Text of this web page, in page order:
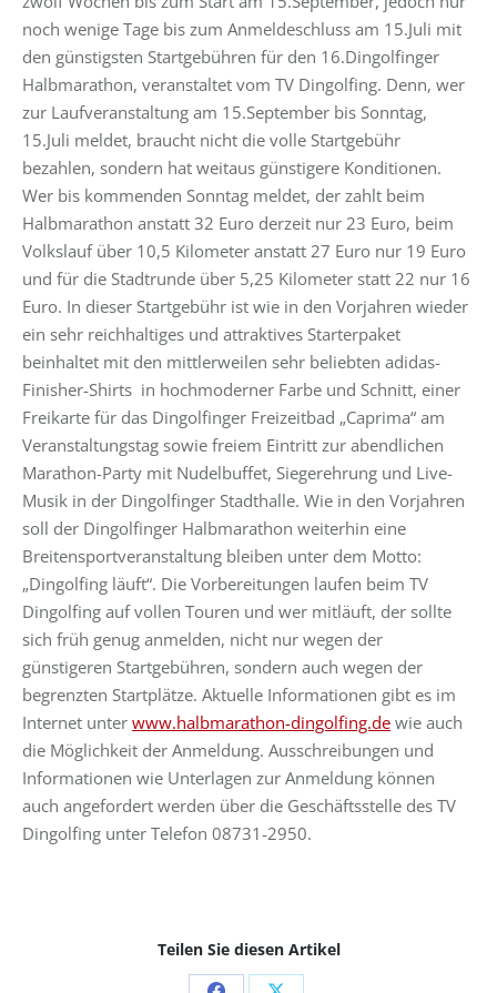
noch wenige Tage bis zum Anmeldeschluss am 15.Juli mit
den günstigsten Startgebühren für den 16.Dingolfinger
Halbmarathon, veranstaltet vom TV Dingolfing. Denn, wer
zur Laufveranstaltung am 15.September bis Sonntag,
15.Juli meldet, braucht nicht die volle Startgebühr
bezahlen, sondern hat weitaus günstigere Konditionen.
Wer bis kommenden Sonntag meldet, der zahlt beim
Halbmarathon anstatt 32 Euro derzeit nur 23 Euro, beim
Volkslauf über 10,5 Kilometer anstatt 27 Euro nur 19 Euro
und für die Stadtrunde über 5,25 Kilometer statt 22 nur 16
Euro. In dieser Startgebühr ist wie in den Vorjahren wieder
ein sehr reichhaltiges und attraktives Starterpaket
beinhaltet mit den mittlerweilen sehr beliebten adidas-
Finisher-Shirts in hochmoderner Farbe und Schnitt, einer
Freikarte für das Dingolfinger Freizeitbad „Caprima“ am
Veranstaltungstag sowie freiem Eintritt zur abendlichen
Marathon-Party mit Nudelbuffet, Siegerehrung und Live-
Musik in der Dingolfinger Stadthalle. Wie in den Vorjahren
soll der Dingolfinger Halbmarathon weiterhin eine
Breitensportveranstaltung bleiben unter dem Motto:
„Dingolfing läuft“. Die Vorbereitungen laufen beim TV
Dingolfing auf vollen Touren und wer mitläuft, der sollte
sich früh genug anmelden, nicht nur wegen der
günstigeren Startgebühren, sondern auch wegen der
begrenzten Startplätze. Aktuelle Informationen gibt es im
Internet unter www.halbmarathon-dingolfing.de wie auch
die Möglichkeit der Anmeldung. Ausschreibungen und
Informationen wie Unterlagen zur Anmeldung können
auch angefordert werden über die Geschäftsstelle des TV
Dingolfing unter Telefon 08731-2950.
Teilen Sie diesen Artikel